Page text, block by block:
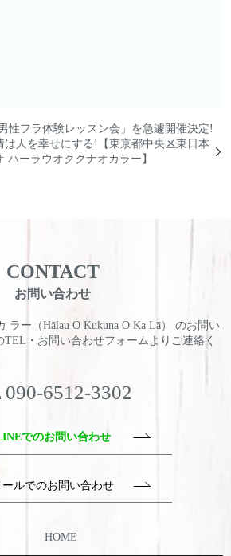
性フラ体験レッスン会」を急遽開催決定!
は人を幸せにする!【東京都中央区東日本
ハーラウオククナオカラー】
CONTACT
お問い合わせ
ラー（Hālau O Kukuna O Ka Lā） のお問い
TEL・お問い合わせフォームよりご連絡く
090-6512-3302
でのお問い合わせ
ールでのお問い合わせ
HOME